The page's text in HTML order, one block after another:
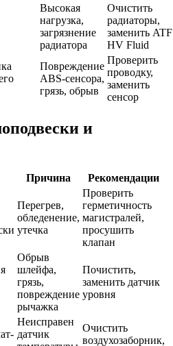
Высокая
нагрузка,
загрязнение
радиатора
Очистить
радиаторы,
заменить ATF
HV Fluid
Повреждение
ABS-сенсора,
грязь, обрыв
Проверить
проводку,
заменить
сенсор
и
Причина Рекомендации
Перегрев,
обледенение,
утечка
Проверить
герметичность
магистралей,
просушить
клапан
Обрыв
шлейфа,
грязь,
повреждение
рычажка
Почистить,
заменить датчик
уровня
Неисправен
датчик
Очистить
воздухозаборник,